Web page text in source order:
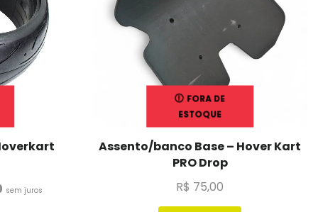
sem juros
FORA DE
ESTOQUE
Assento/banco Base – Hover Kart
PRO Drop
R$ 75,00